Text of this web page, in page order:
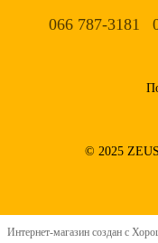
066 787-3181
© 2025
Интернет-магазин создан с